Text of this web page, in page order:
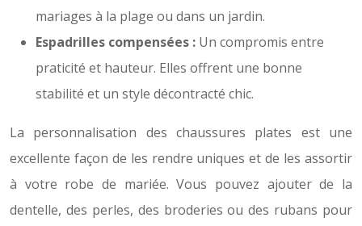
mariages à la plage ou dans un jardin.
Espadrilles compensées : Un compromis entre
praticité et hauteur. Elles offrent une bonne
stabilité et un style décontracté chic.
La personnalisation des chaussures plates est une
excellente façon de les rendre uniques et de les assortir
à votre robe de mariée. Vous pouvez ajouter de la
dentelle, des perles, des broderies ou des rubans pour